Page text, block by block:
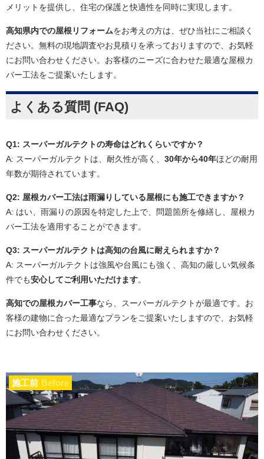
メリットを提供し、住宅の保護と快適性を同時に実現します。
高知県内での屋根リフォームをお考えの方は、ぜひ当社にご相談く
ださい。無料の現地調査やお見積りを承っておりますので、お気軽
にお問い合わせください。お客様のニーズに合わせた最適な屋根カ
バー工法をご提案いたします。
よくある質問 (FAQ)
Q1: スーパーガルテクトの寿命はどれくらいですか？
A: スーパーガルテクトは、耐久性が高く、 30年から40年ほどの耐用
年数が期待されています。
Q2: 屋根カバー工法は雨漏りしている屋根にも施工できますか？
A: はい、雨漏りの原因を特定した上で、問題箇所を修繕し、屋根カ
バー工法を適用することができます。
Q3: スーパーガルテクトは高知の台風に耐えられますか？
A: スーパーガルテクトは強風や台風にも強く、高知の厳しい気候条
件でも安心してご利用いただけます。
高知での屋根カバー工事なら、スーパーガルテクトが最適です。お
客様の建物に合った最適なプランをご提案いたしますので、お気軽
にお問い合わせください。
施工前 Before